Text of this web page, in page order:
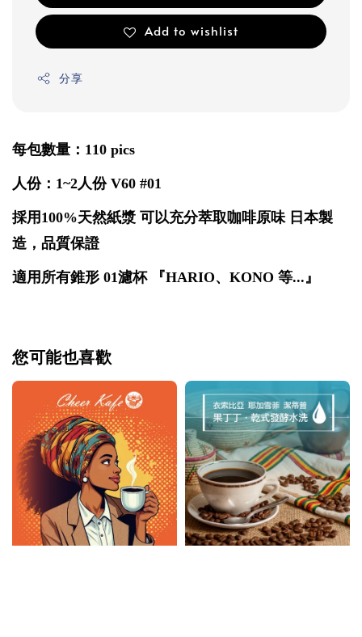
Add to wishlist
分享
每包數量：110 pics
人份：1~2人份 V60 #01
採用100%天然紙漿 可以充分萃取咖啡原味 日本製
造，品質保證
適用所有錐形 01濾杯 『HARIO、KONO 等...』
您可能也喜歡